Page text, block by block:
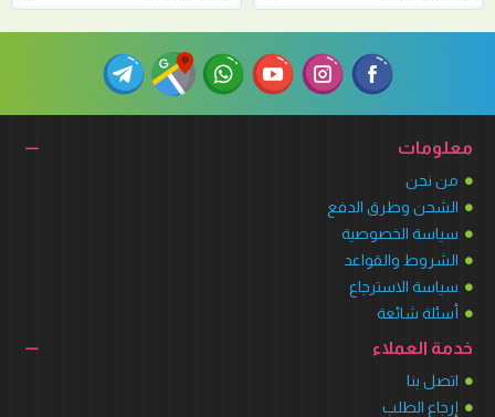
معلومات
من نحن
الشحن وطرق الدفع
سياسة الخصوصية
الشروط والقواعد
سياسة الاسترجاع
أسئلة شائعة
خدمة العملاء
اتصل بنا
إرجاع الطلب